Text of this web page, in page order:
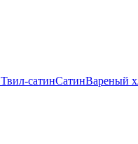
Твил-сатинСатинВареный